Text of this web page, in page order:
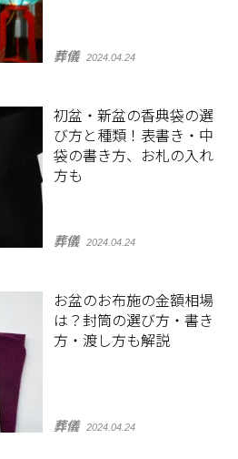
葬儀 2024.04.24
初盆・新盆の香典袋の選
び方と種類！表書き・中
袋の書き方、お札の入れ
方も
葬儀 2024.04.24
お盆のお布施の金額相場
は？封筒の選び方・書き
方・渡し方も解説
葬儀 2024.04.24